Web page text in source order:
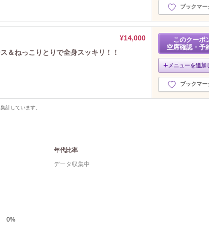
ブックマー
¥14,000
＆ねっこりとりで全身スッキリ！！
このクーポ
空席確認・予
メニューを追加
ブックマー
計しています。
0%
年代比率
データ収集中